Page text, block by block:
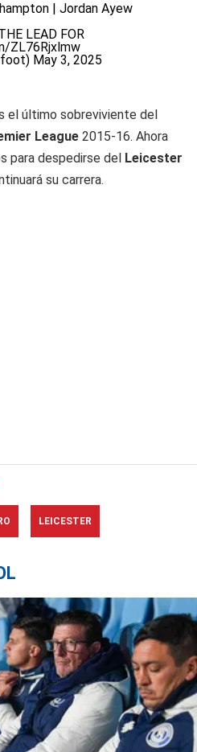
| Jordan Ayew
LEAD FOR
ZL76Rjxlmw
May 3, 2025
el último sobreviviente del
League 2015-16. Ahora
para despedirse del
Leicester
su carrera.
LEICESTER